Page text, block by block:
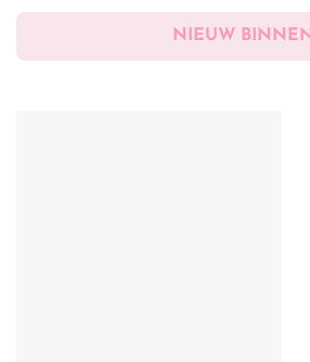
NIEUW